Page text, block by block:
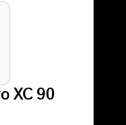
XC 90